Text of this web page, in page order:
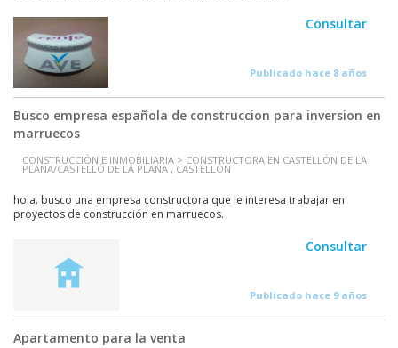
Consultar
Publicado hace 8 años
Busco empresa española de construccion para inversion en
marruecos
CONSTRUCCIÓN E INMOBILIARIA > CONSTRUCTORA EN CASTELLÓN DE LA
PLANA/CASTELLÓ DE LA PLANA , CASTELLÓN
hola. busco una empresa constructora que le interesa trabajar en
proyectos de construcción en marruecos.
Consultar
Publicado hace 9 años
Apartamento para la venta